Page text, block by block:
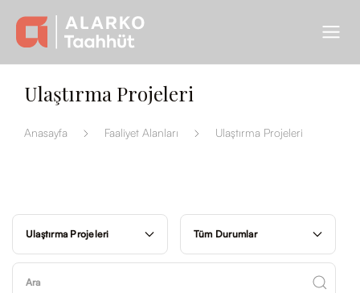
Ulaştırma Projeleri
Anasayfa Faaliyet Alanları Ulaştırma Projeleri
Ulaştırma Projeleri Tüm Durumlar